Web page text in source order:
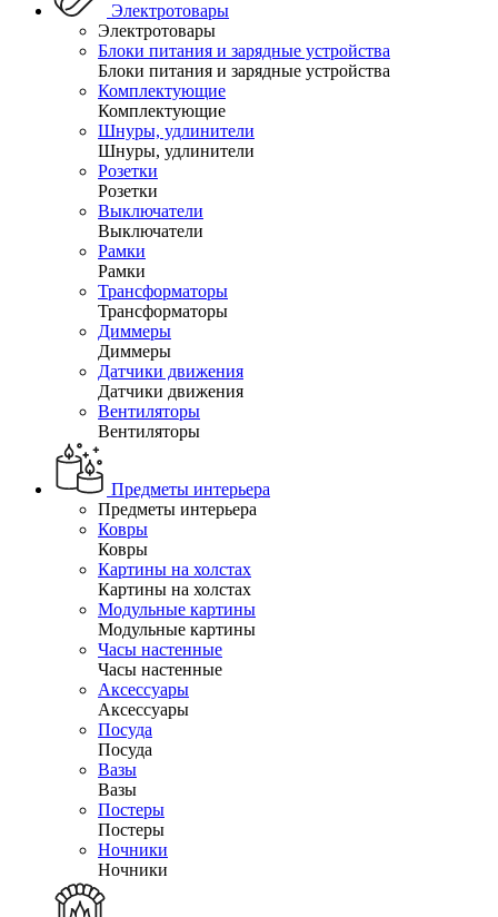
Электротовары
Электротовары
Блоки питания и зарядные устройства
Блоки питания и зарядные устройства
Комплектующие
Комплектующие
Шнуры, удлинители
Шнуры, удлинители
Розетки
Розетки
Выключатели
Выключатели
Рамки
Рамки
Трансформаторы
Трансформаторы
Диммеры
Диммеры
Датчики движения
Датчики движения
Вентиляторы
Вентиляторы
Предметы интерьера
Предметы интерьера
Ковры
Ковры
Картины на холстах
Картины на холстах
Модульные картины
Модульные картины
Часы настенные
Часы настенные
Аксессуары
Аксессуары
Посуда
Посуда
Вазы
Вазы
Постеры
Постеры
Ночники
Ночники